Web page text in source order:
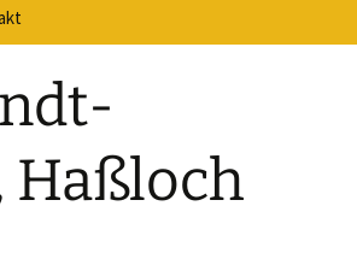
Haßloch